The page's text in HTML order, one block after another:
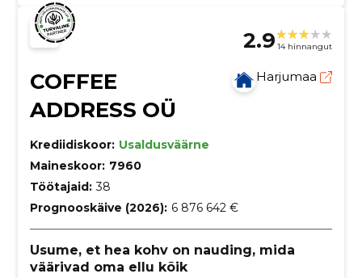
2.9 14 hinnangut
COFFEE
ADDRESS OÜ
Harjumaa
Krediidiskoor: Usaldusväärne
Maineskoor: 7960
Töötajaid: 38
Prognooskäive (2026): 6 876 642 €
Usume, et hea kohv on nauding, mida
väärivad oma ellu kõik